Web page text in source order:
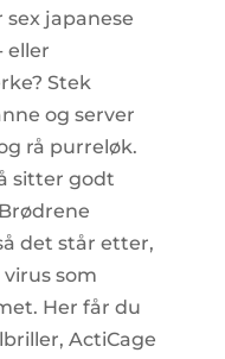
japanese
eller
Stek
og server
rå purreløk.
sitter godt
det står etter,
som
Her får du
ActiCage